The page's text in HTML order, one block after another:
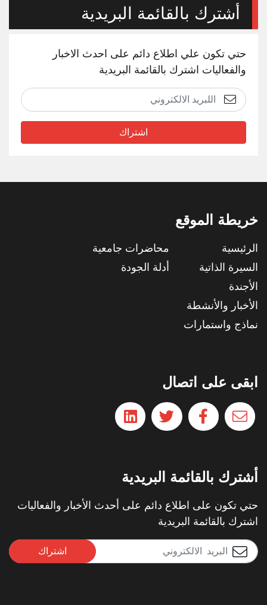
أشترك بالقائمة البريدية
حتي تكون علي اطلاع دائم على احدث الاخبار
والفعاليات اشترك بالقائمة البريدية
اشتراك
خريطة الموقع
الرئيسية
السيرة الذاتية
الأجندة
الأخبار والأنشطة
نماذج واستمارات
محاضرات جامعية
أدلة الجودة
ابقى على اتصال
أشترك بالقائمة البريدية
حتي تكون على اطلاع دائم على أحدث الأخبار والفعاليات
اشترك بالقائمة البريدية
اشتراك